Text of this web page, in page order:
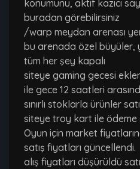
konumunu, aktif kazıcı
buradan görebilirsiniz
/warp meydan arenası
bu arenada özel büyüler,
tüm her şey kapalı
siteye gaming gecesi
ile gece 12 saatleri
sınırlı stoklarla ürünler
siteye troy kart ile ödeme
Oyun için market
satış fiyatları güncellendi.
alış fiyatları düşürüldü